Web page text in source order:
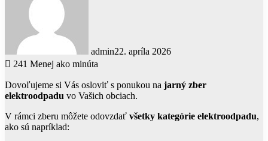
admin22. apríla 2026
241 Menej ako minúta
Dovoľujeme si Vás osloviť s ponukou na jarný zber
elektroodpadu vo Vašich obciach.
V rámci zberu môžete odovzdať všetky kategórie elektroodpadu,
ako sú napríklad: